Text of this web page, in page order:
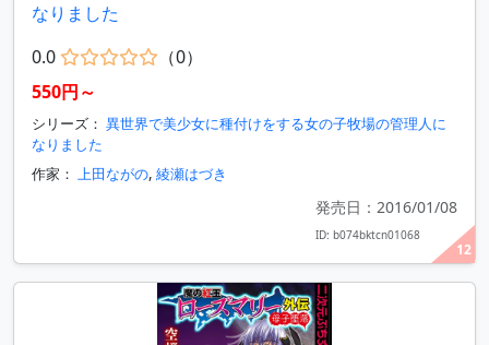
12
なりました
0.0
（0）
550円～
シリーズ： 異世界で美少女に種付けをする女の子牧場の管理人に
なりました
作家： 上田ながの, 綾瀬はづき
発売日：2016/01/08
ID: b074bktcn01068